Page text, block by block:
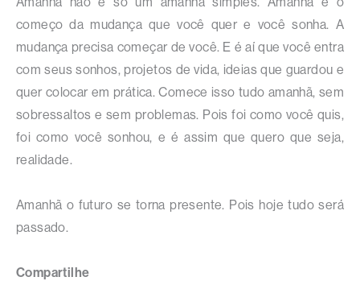
começo da mudança que você quer e você sonha. A
mudança precisa começar de você. E é aí que você entra
com seus sonhos, projetos de vida, ideias que guardou e
quer colocar em prática. Comece isso tudo amanhã, sem
sobressaltos e sem problemas. Pois foi como você quis,
foi como você sonhou, e é assim que quero que seja,
realidade.
Amanhã o futuro se torna presente. Pois hoje tudo será
passado.
Compartilhe